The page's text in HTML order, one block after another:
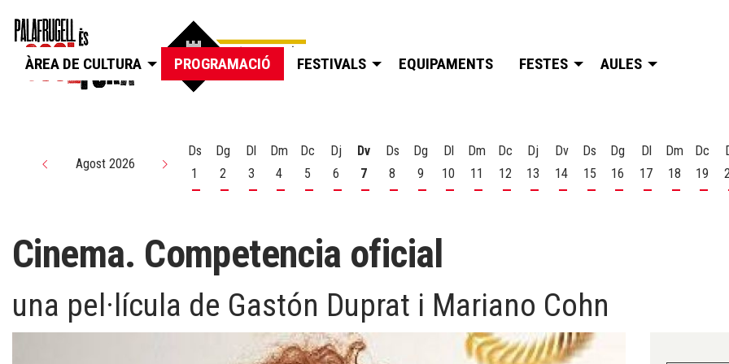
ÀREA DE CULTURA PROGRAMACIÓ FESTIVALS EQUIPAMENTS FESTES AULES
Agost 2026
Ds
1
Dissabte 1 d'agost
Dg
2
Diumenge 2 d'agost
Dl
3
Dilluns 3 d'agost
Dm
4
Dimarts 4 d'agost
Dc
5
Dimecres 5 d'agost
Dj
6
Dijous 6 d'agost
Dv
7
Divendres 7 d'agost
Ds
8
Dissabte 8 d'agost
Dg
9
Diumenge 9 d'agost
Dl
10
Dilluns 10 d'agost
Dm
11
Dimarts 11 d'agost
Dc
12
Dimecres 12 d'agost
Dj
13
Dijous 13 d'agost
Dv
14
Divendres 14 d'agost
Ds
15
Dissabte 15 d'agost
Dg
16
Diumenge 16 d'agost
Dl
17
Dilluns 17
Dm
18
Dimarts
Dc
19
Cinema. Competencia oficial
una pel·lícula de Gastón Duprat i Mariano Cohn